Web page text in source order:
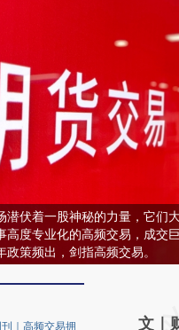
潜伏着一股神秘的力量，它们
高度专业化的高频交易，成交
政策频出，剑指高频交易。
｜高频交易拥
AI
文｜